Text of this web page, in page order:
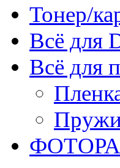
Тонер/
Всё для
Всё для